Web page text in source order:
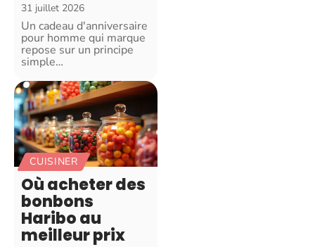
31 juillet 2026
Un cadeau d'anniversaire
pour homme qui marque
repose sur un principe
simple…
CUISINER
Où acheter des
bonbons
Haribo au
meilleur prix